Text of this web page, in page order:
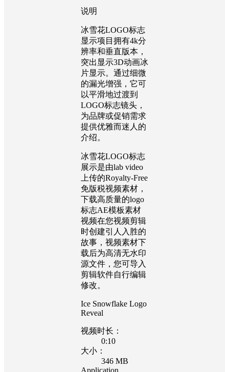
说明
冰雪花LOGO标志
显示项目拥有4k分
辨率和垂直版本，
突出显示3D动画冰
片显示。通过细微
的漏光增强，它可
以平滑地过渡到
LOGO标志镜头，
为品牌或促销需求
提供优雅而迷人的
介绍。
冰雪花LOGO标志
展示是由lab video
上传的Royalty-Free
免版税视频素材，
下载高质量的logo
标志AE模板素材
视频在您视频剪辑
时创建引人入胜的
故事，视频素材下
载后为高清无水印
源文件，您可导入
剪辑软件自行编辑
修改。
Ice Snowflake Logo
Reveal
视频时长：
0:10
大小：
346 MB
Application